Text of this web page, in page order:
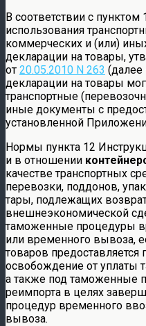
В соответствии с
использования
коммерческих и (или)
декларации на товары,
от 20.05.2010 N 263 (далее
декларации на товары
транспортные
иные документы с
установленной
Нормы пункта 12
и в отношении
качестве транспортных
перевозки, поддонов,
тары, подлежащих
внешнеэкономической
таможенные процедуры
или временного вывоза,
товаров предоставляется
освобождение от уплаты
а также под таможенные
реимпорта в целях
процедур временного
вывоза.